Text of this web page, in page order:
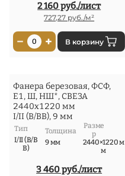
2 160 руб./лист
727,27 руб./м²
− 0 + В корзину
Фанера березовая, ФСФ,
Е1, Ш, НШ*, СВЕЗА
2440x1220 мм
I/II (В/ВВ), 9 мм
Тип
I/II (В/В
В)
Толщина
9 мм
Разме
р
2440×1220 м
м
3 460 руб./лист